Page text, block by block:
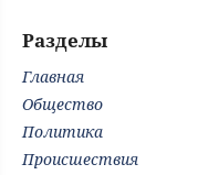
Разделы
Главная
Общество
Политика
Происшествия